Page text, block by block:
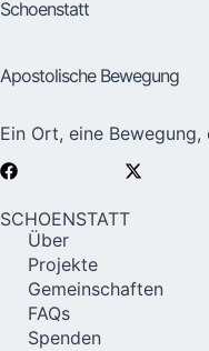
Schoenstatt
Apostolische Bewegung
Ein Ort, eine
SCHOENSTATT
Über
Projekte
Gemeinschaften
FAQs
Spenden